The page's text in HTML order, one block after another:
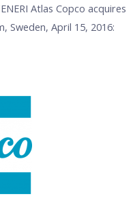
Atlas Copco acquires
Sweden, April 15, 2016: